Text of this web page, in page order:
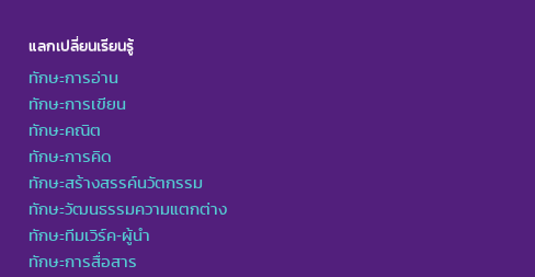
แลกเปลี่ยนเรียนรู้
ทักษะการอ่าน
ทักษะการเขียน
ทักษะคณิต
ทักษะการคิด
ทักษะสร้างสรรค์นวัตกรรม
ทักษะวัฒนธรรมความแตกต่าง
ทักษะทีมเวิร์ค-ผู้นำ
ทักษะการสื่อสาร